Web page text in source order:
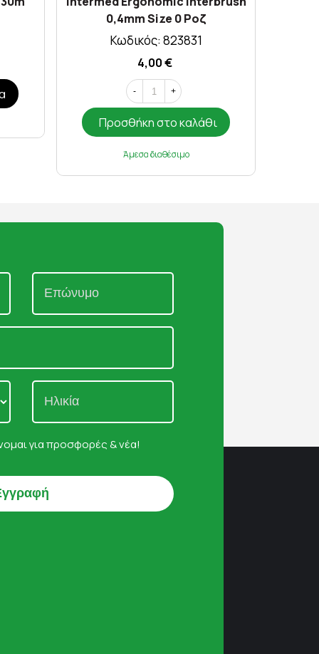
0,4mm Size 0 Ροζ
Κωδικός: 823831
4,00 €
- +
Προσθήκη στο καλάθι
Άμεσα διαθέσιμο
για προσφορές & νέα!